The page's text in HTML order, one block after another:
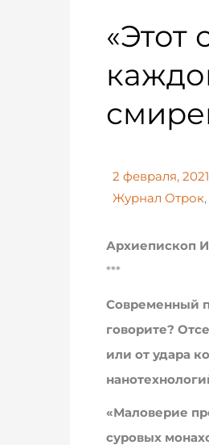
2 февраля, 2021
Журнал Отрок,
Архиепископ
***
Современный
говорите?
или от удара
«Маловерие
суровых